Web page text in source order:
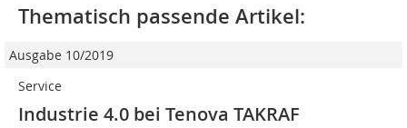
Thematisch passende Artikel:
Ausgabe 10/2019
Service
Industrie 4.0 bei Tenova TAKRAF